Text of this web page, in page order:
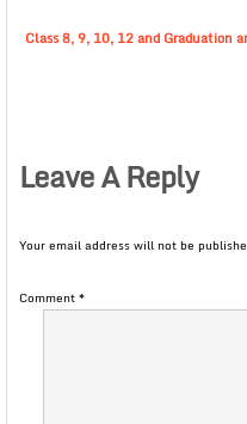
Class 8, 9, 10, 12 and Graduation
Leave A Reply
Your email address will not be
Comment*